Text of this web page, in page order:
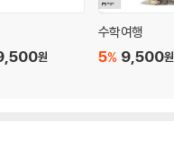
원
수학여행
9,500원
5%